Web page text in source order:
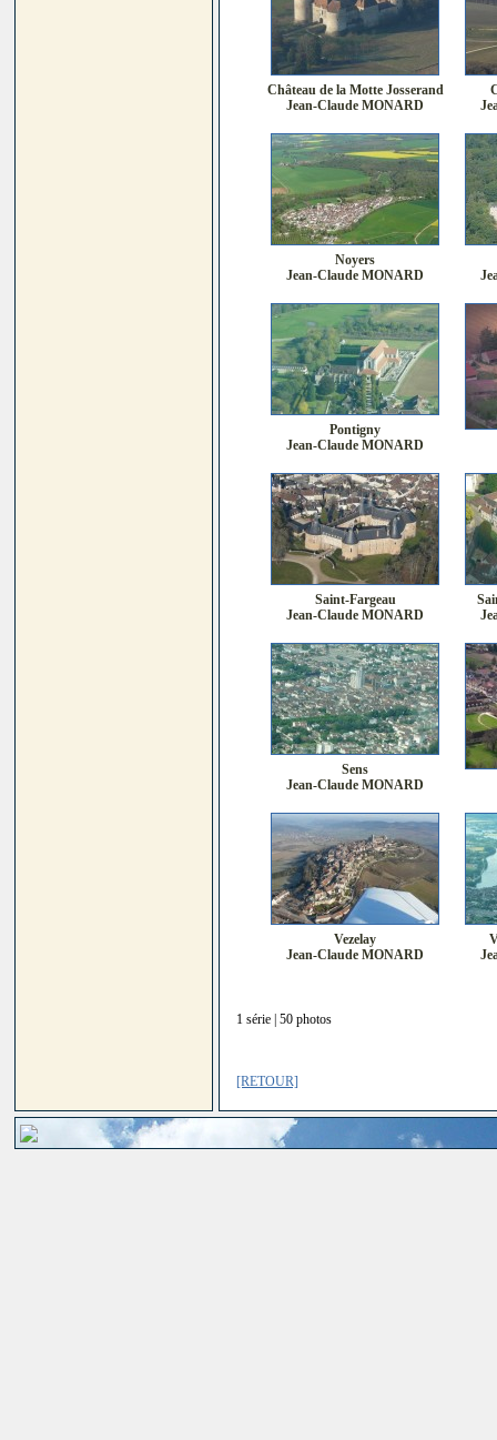
Château de la Motte Josserand
Jean-Claude MONARD
Noyers
Jean-Claude MONARD
Pontigny
Jean-Claude MONARD
Saint-Fargeau
Jean-Claude MONARD
Sens
Jean-Claude MONARD
Vezelay
Jean-Claude MONARD
1 série | 50 photos
[RETOUR]